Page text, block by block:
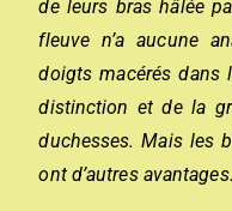
de leurs bras hâlée
fleuve n’a aucune
doigts macérés dans
distinction et de la
duchesses. Mais les
ont d’autres